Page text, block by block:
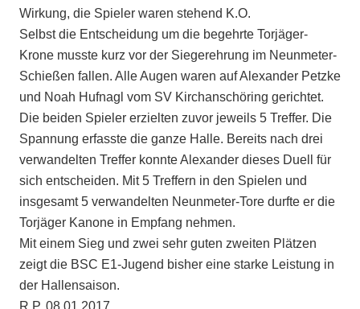
Wirkung, die Spieler waren stehend K.O.
Selbst die Entscheidung um die begehrte Torjäger-
Krone musste kurz vor der Siegerehrung im Neunmeter-
Schießen fallen. Alle Augen waren auf Alexander Petzke
und Noah Hufnagl vom SV Kirchanschöring gerichtet.
Die beiden Spieler erzielten zuvor jeweils 5 Treffer. Die
Spannung erfasste die ganze Halle. Bereits nach drei
verwandelten Treffer konnte Alexander dieses Duell für
sich entscheiden. Mit 5 Treffern in den Spielen und
insgesamt 5 verwandelten Neunmeter-Tore durfte er die
Torjäger Kanone in Empfang nehmen.
Mit einem Sieg und zwei sehr guten zweiten Plätzen
zeigt die BSC E1-Jugend bisher eine starke Leistung in
der Hallensaison.
R.P. 08.01.2017